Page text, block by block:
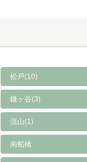
松戸(10)
鎌ヶ谷(3)
流山(1)
南船橋